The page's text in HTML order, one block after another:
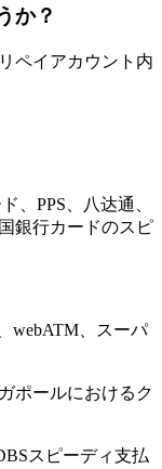
か？
ペイアカウント内
、PPS、八达通、
銀行カードのスピ
webATM、スーパ
ポールにおけるク
スピーディ支払